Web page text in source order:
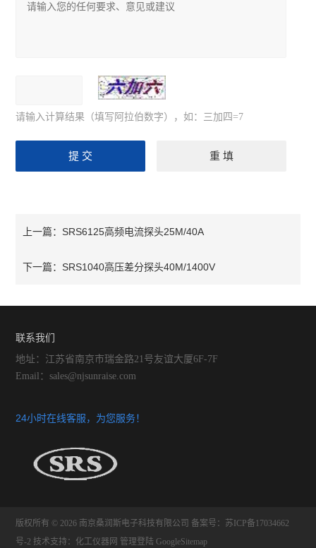
请输入计算结果（填写阿拉伯数字），如：三加四=7
上一篇： SRS6125高频电流探头25M/40A
下一篇： SRS1040高压差分探头40M/1400V
联系我们
地址：江苏省南京市瑞金路21号友谊大厦6F-7F
Email：sales@njsunraise.com
24小时在线客服，为您服务！
版权所有 © 2026 南京桑润斯电子科技有限公司 备案号：苏ICP备17034662
号-2 技术支持： 化工仪器网 管理登陆 GoogleSitemap